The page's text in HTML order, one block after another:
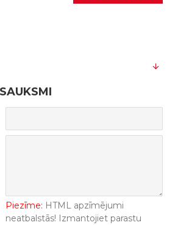
Piezīme: HTML apzīmējumi
neatbalstās! Izmantojiet parastu